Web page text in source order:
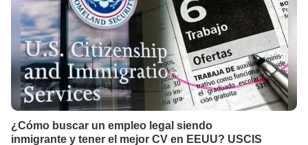
¿Cómo buscar un empleo legal siendo
inmigrante y tener el mejor CV en EEUU? USCIS